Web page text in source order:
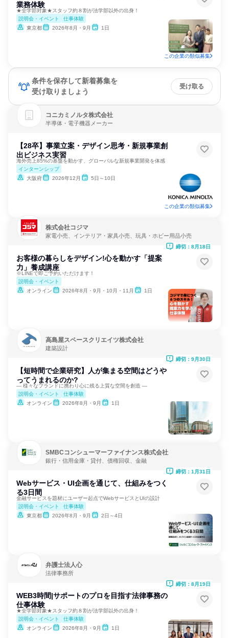
業務体験
★全学部対象★スタッフ約８割が法学部以外の出身！
説明会・イベント
仕事体験
東京都
2026年8月・9月 1日
この企業の類似募集
条件を保存して新着募集を
受け取りましょう
受け取る
コニカミノルタ株式会社
半導体・電子機器メーカー
【28卒】事業立案・デザイン思考・新規事業創
出ビジネス実習
海外売上85%の基盤を動かす、グローバルな新規事業開発を体感
インターンシップ
大阪府
2026年12月 5日～10日
この企業の類似募集
株式会社コジマ
家電小売、インテリア・家具小売、玩具・ホビー用品小売
お客様の暮らしをデザイン!心を動かす「提案
力」養成講座
※LINEで即ご予約いただけます！
説明会・イベント
オンライン
2026年8月・9月・10月・11月 1日
締切：8月18日
高島屋スペースクリエイツ株式会社
建築設計
【短時間で企業研究】人が集まる空間はどうや
ってうまれるのか?
― 様々なブランドに携わり心に残る上質な空間を創造 ―
説明会・イベント
仕事体験
オンライン
2026年8月・9月 1日
締切：9月30日
SMBCコンシューマーファイナンス株式会社
銀行・信用金庫・貸付、債権回収、金融
Webサービス・UI企画を通じて、仕組みをつく
る3日間
金融サービスを題材にユーザー起点でWebサービスとUIの設計
説明会・イベント
仕事体験
東京都
2026年8月・9月 2日～4日
締切：1月31日
弁護士法人心
法律事務所
WEB3時間|サポートのプロを目指す法律事務の
仕事体験
★全学部対象★スタッフ約８割が法学部以外の出身！
説明会・イベント
仕事体験
オンライン
2026年8月・9月 1日
締切：8月19日